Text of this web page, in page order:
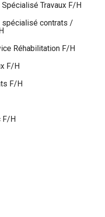
Spécialisé Travaux F/H
spécialisé contrats /
Réhabilitation F/H
F/H
F/H
F/H